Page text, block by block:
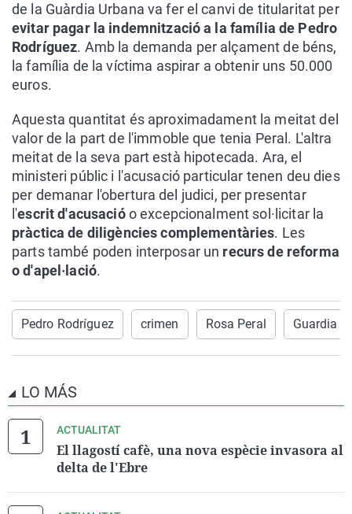
de la Guàrdia Urbana va fer el canvi de titularitat per
evitar pagar la indemnització a la família de Pedro
Rodríguez. Amb la demanda per alçament de béns,
la família de la víctima aspirar a obtenir uns 50.000
euros.
Aquesta quantitat és aproximadament la meitat del
valor de la part de l'immoble que tenia Peral. L'altra
meitat de la seva part està hipotecada. Ara, el
ministeri públic i l'acusació particular tenen deu dies
per demanar l'obertura del judici, per presentar
l'escrit d'acusacióo excepcionalment sol·licitar la
pràctica de diligències complementàries. Les
parts també poden interposar un recurs de reforma
o d'apel·lació.
Pedro Rodríguez crimen Rosa Peral Guardia
LO MÁS
ACTUALITAT
El llagostí cafè, una nova espècie invasora al
delta de l'Ebre